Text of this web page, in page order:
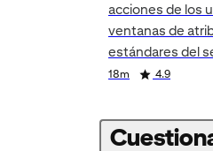
acciones de los
ventanas de
estándares del
18m 4.9